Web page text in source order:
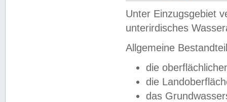
Unter Einzugsgebiet
unterirdisches
Allgemeine
die
die
das